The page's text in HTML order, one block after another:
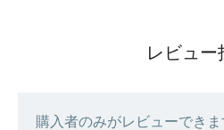
レビュー
購入者のみがレビューでき